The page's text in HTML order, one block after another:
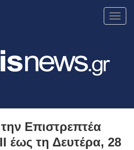
Επιστρεπτέα
έως τη Δευτέρα, 28